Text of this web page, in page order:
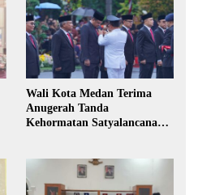
Wali Kota Medan Terima
Anugerah Tanda
Kehormatan Satyalancana